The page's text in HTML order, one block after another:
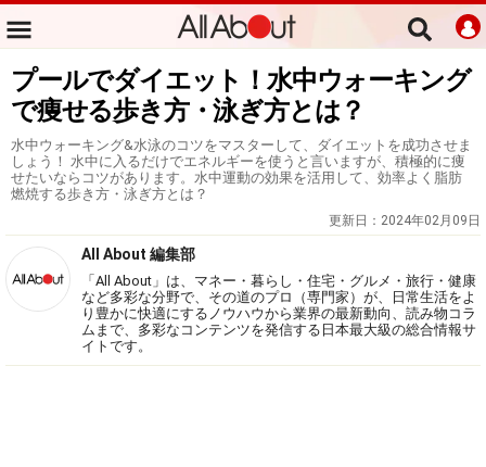
プールでダイエット！水中ウォーキング
で痩せる歩き方・泳ぎ方とは？
水中ウォーキング&水泳のコツをマスターして、ダイエットを成功させま
しょう！ 水中に入るだけでエネルギーを使うと言いますが、積極的に痩
せたいならコツがあります。水中運動の効果を活用して、効率よく脂肪
燃焼する歩き方・泳ぎ方とは？
更新日： 2024年02月09日
All About 編集部
「All About」は、マネー・暮らし・住宅・グルメ・旅行・健康
など多彩な分野で、その道のプロ（専門家）が、日常生活をよ
り豊かに快適にするノウハウから業界の最新動向、読み物コラ
ムまで、多彩なコンテンツを発信する日本最大級の総合情報サ
イトです。